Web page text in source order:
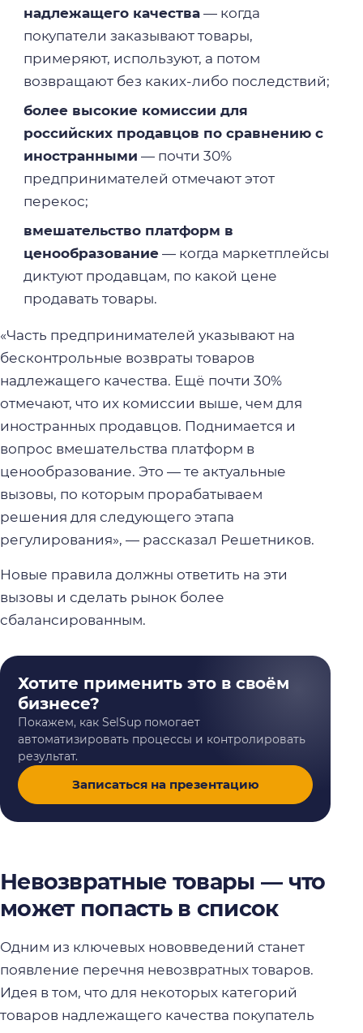
надлежащего качества— когда
покупатели заказывают товары,
примеряют, используют, а потом
возвращают без каких-либо последствий;
более высокие комиссии для
российских продавцов по сравнению с
иностранными — почти 30%
предпринимателей отмечают этот
перекос;
вмешательство платформ в
ценообразование— когда маркетплейсы
диктуют продавцам, по какой цене
продавать товары.
«Часть предпринимателей указывают на
бесконтрольные возвраты товаров
надлежащего качества. Ещё почти 30%
отмечают, что их комиссии выше, чем для
иностранных продавцов. Поднимается и
вопрос вмешательства платформ в
ценообразование. Это — те актуальные
вызовы, по которым прорабатываем
решения для следующего этапа
регулирования», — рассказал Решетников.
Новые правила должны ответить на эти
вызовы и сделать рынок более
сбалансированным.
Хотите применить это в своём
бизнесе?
Покажем, как SelSup помогает
автоматизировать процессы и контролировать
результат.
Записаться на презентацию
Невозвратные товары — что
может попасть в список
Одним из ключевых нововведений станет
появление перечня невозвратных товаров.
Идея в том, что для некоторых категорий
товаров надлежащего качества покупатель